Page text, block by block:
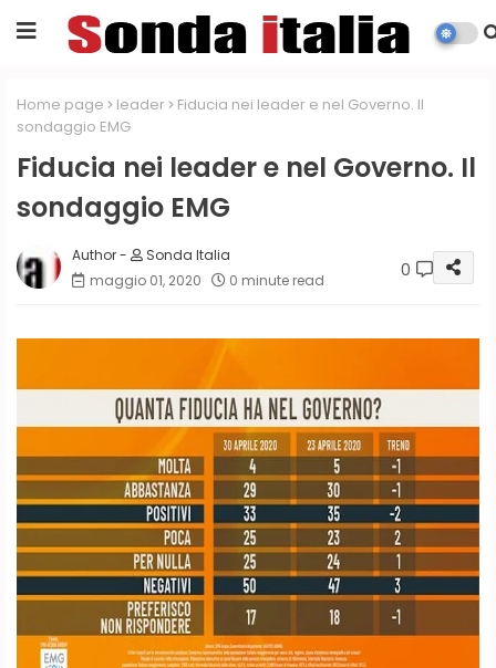
Home page leader
Fiducia nei leader e nel Governo. Il
sondaggio EMG
Fiducia nei leader e nel Governo. Il
sondaggio EMG
Sonda Italia
maggio 01, 2020
0 minute read 0